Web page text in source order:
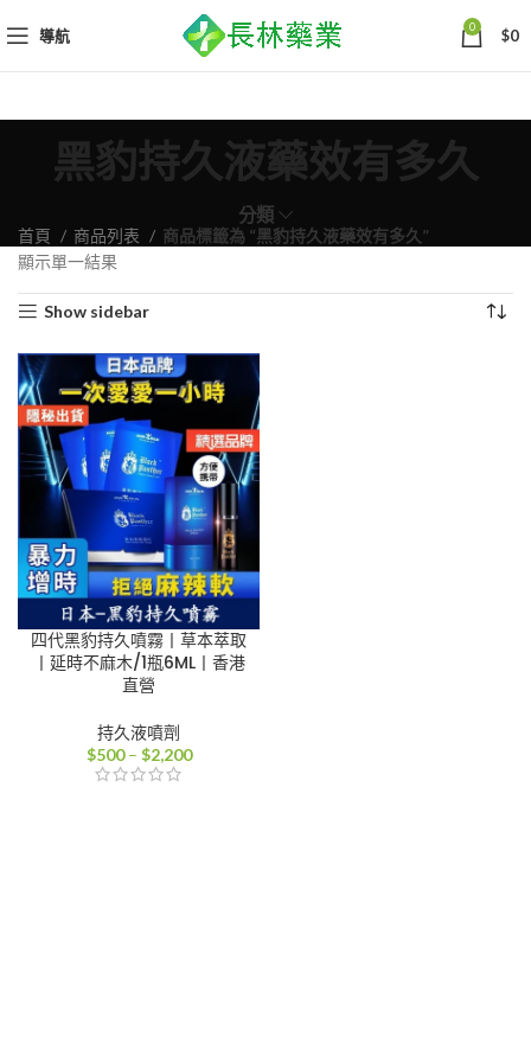
導航 0 $0
黑豹持久液藥效有多久
分類
首頁 商品列表
商品標籤為 “黑豹持久液藥效有多久”
顯示單一結果
Show sidebar
四代黑豹持久噴霧丨草本萃取
丨延時不麻木/1瓶6ML丨香港
直營
持久液噴劑
$500 – $2,200價